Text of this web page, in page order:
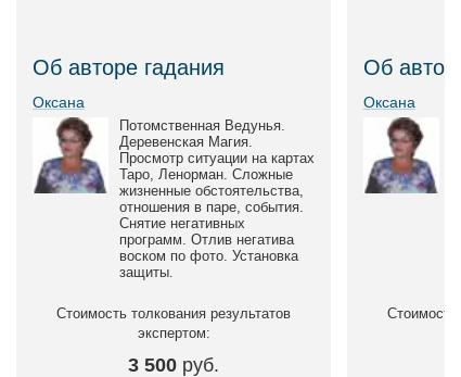
Об авторе гадания
Оксана
Потомственная Ведунья.
Деревенская Магия.
Просмотр ситуации на картах
Таро, Ленорман. Сложные
жизненные обстоятельства,
отношения в паре, события.
Снятие негативных
программ. Отлив негатива
воском по фото. Установка
защиты.
Стоимость толкования результатов
экспертом:
3 500 руб.
Об
Оксана
Стоимость